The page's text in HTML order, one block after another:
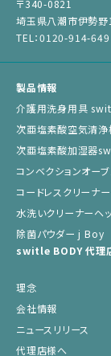
〒340-0821
埼玉県八潮市伊勢
TEL：0120-914-
製品情報
介護用洗身用具
次亜塩素酸空気清
次亜塩素酸加湿器
コンベクションオー
コードレスクリー
水洗いクリーナー
除菌パウダー j Boy
switle BODY 代理
理念
会社情報
ニュースリリース
代理店様へ